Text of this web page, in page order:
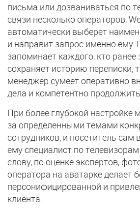
письма или дозваниваться по
связи несколько операторов,
автоматически выберет
и направит запрос именно ему.
запоминает каждого, кто ранее
сохраняет историю переписки,
менеджер сумеет оперативно
дела и компетентно
При более глубокой настройке
за определенными темами
сотрудников, и посетитель сам
ему специалист по
слову, по оценке экспертов,
оператора на аватарке делает
персонифицированной и
клиента.